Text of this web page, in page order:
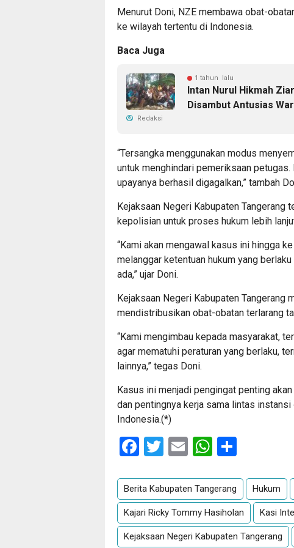
Menurut Doni, NZE membawa obat-
ke wilayah tertentu di Indonesia.
Baca Juga
1 tahun lalu
Intan Nurul Hikmah
Disambut Antusias
Redaksi
“Tersangka menggunakan modus
untuk menghindari pemeriksaan
upayanya berhasil digagalkan,” tambah
Kejaksaan Negeri Kabupaten Tangerang
kepolisian untuk proses hukum lebih
“Kami akan mengawal kasus ini hingga
melanggar ketentuan hukum yang
ada,” ujar Doni.
Kejaksaan Negeri Kabupaten Tangerang
mendistribusikan obat-obatan terlarang
“Kami mengimbau kepada masyarakat,
agar mematuhi peraturan yang berlaku,
lainnya,” tegas Doni.
Kasus ini menjadi pengingat penting
dan pentingnya kerja sama lintas
Indonesia.(*)
Facebook
Twitter
EmailWhatsApp
Berita Kabupaten Tangerang Hukum
Kajari Ricky Tommy Hasiholan Kasi
Kejaksaan Negeri Kabupaten Tangerang